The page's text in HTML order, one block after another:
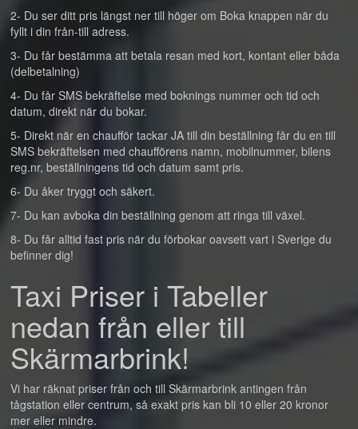
2- Du ser ditt pris längst ner till höger om Boka knappen när du
fyllt i din från-till adress.
3- Du får bestämma att betala resan med kort, kontant eller båda
(delbetalning)
4- Du får SMS bekräftelse med boknings nummer och tid och
datum, direkt när du bokar.
5- Direkt när en chaufför tackar JA till din beställning får du en till
SMS bekräftelsen med chaufförens namn, mobilnummer, bilens
reg.nr, beställningens tid och datum samt pris.
6- Du åker tryggt och säkert.
7- Du kan avboka din beställning genom att ringa till växel.
8- Du får alltid fast pris när du förbokar oavsett vart i Sverige du
befinner dig!
Taxi Priser i Tabeller
nedan från eller till
Skärmarbrink!
Vi har räknat priser från och till Skärmarbrink antingen från
tågstation eller centrum, så exakt pris kan bli 10 eller 20 kronor
mer eller mindre.